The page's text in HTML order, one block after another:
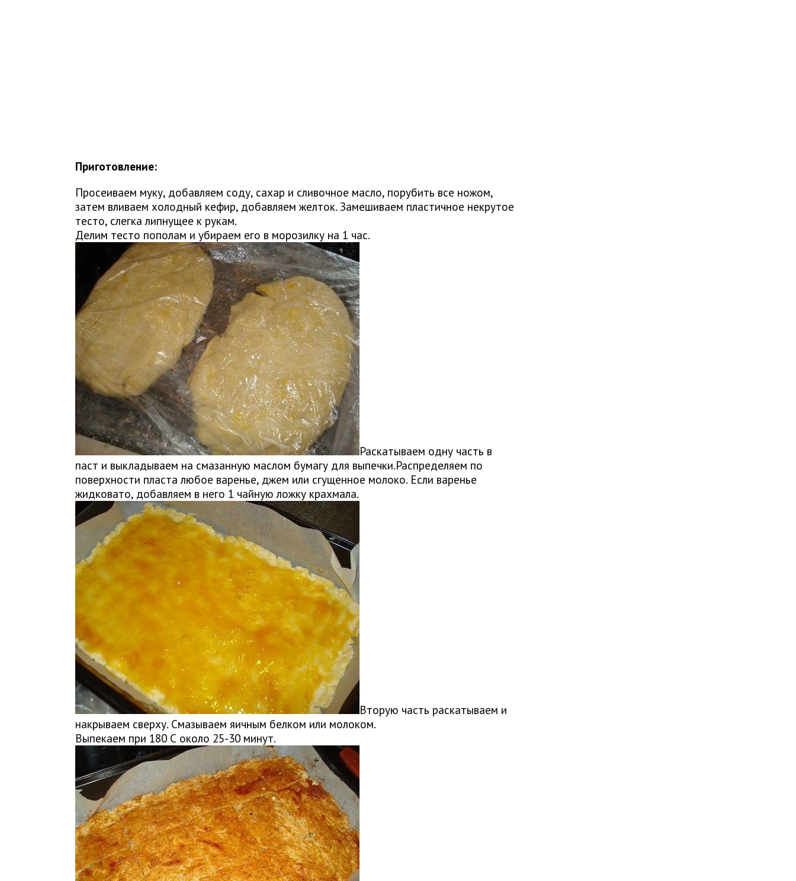
Приготовление:
Просеиваем муку, добавляем соду, сахар и сливочное масло, порубить все ножом,
затем вливаем холодный кефир, добавляем желток. Замешиваем пластичное некрутое
тесто, слегка липнущее к рукам.
Делим тесто пополам и убираем его в морозилку на 1 час.
Раскатываем одну часть в
паст и выкладываем на смазанную маслом бумагу для выпечки.Распределяем по
поверхности пласта любое варенье, джем или сгущенное молоко. Если варенье
жидковато, добавляем в него 1 чайную ложку крахмала.
Вторую часть раскатываем и
накрываем сверху. Смазываем яичным белком или молоком.
Выпекаем при 180 С около 25-30 минут.